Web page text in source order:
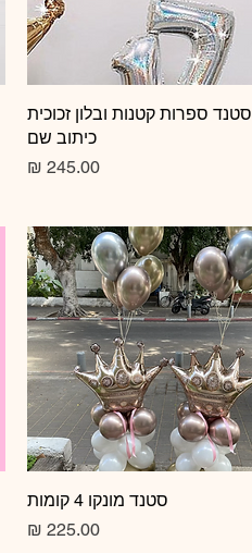
תצוגה מהירה
סטנד ספרות קטנות ובלון זכוכית
כיתוב שם
מחיר‏245.00 ‏₪
תצוגה מהירה
סטנד מונקו 4 קומות
מחיר‏225.00 ‏₪